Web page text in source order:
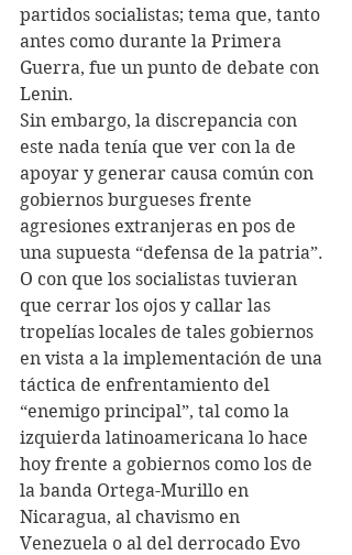
partidos socialistas; tema que, tanto
antes como durante la Primera
Guerra, fue un punto de debate con
Lenin.
Sin embargo, la discrepancia con
este nada tenía que ver con la de
apoyar y generar causa común con
gobiernos burgueses frente
agresiones extranjeras en pos de
una supuesta “defensa de la patria”.
O con que los socialistas tuvieran
que cerrar los ojos y callar las
tropelías locales de tales gobiernos
en vista a la implementación de una
táctica de enfrentamiento del
“enemigo principal”, tal como la
izquierda latinoamericana lo hace
hoy frente a gobiernos como los de
la banda Ortega-Murillo en
Nicaragua, al chavismo en
Venezuela o al del derrocado Evo